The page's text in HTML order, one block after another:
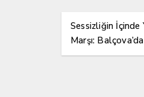
Sessizliğin
Marşı:
Mart Etkinliği